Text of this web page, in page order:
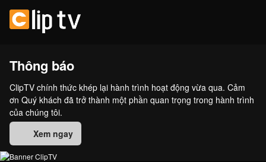
Thông báo
ClipTV chính thức khép lại hành trình hoạt động vừa qua. Cảm
ơn Quý khách đã trở thành một phần quan trọng trong hành trình
của chúng tôi.
Xem ngay